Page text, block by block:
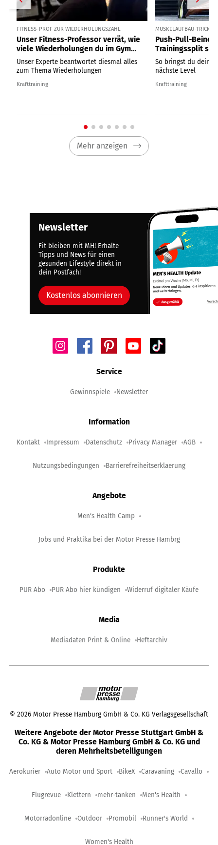
FITNESS-PROF ZUR WIEDERHOLUNGSZAHL
Unser Fitness-Professor verrät, wie
viele Wiederholungen du im Gym
wirklich machen solltest
Unser Experte beantwortet diesmal alles
zum Thema Wiederholungen
Krafttraining
MUSKELAUFBAU-TRICK
Push-Pull-Beine:
Trainingssplit so
Muskelaufbau ist
So bringst du dein
nächste Level
Krafttraining
Mehr anzeigen
Newsletter
Fit bleiben mit MH! Erhalte
Tipps und News für einen
gesunden Lifestyle direkt in
dein Postfach!
Kostenlos abonnieren
Service
Gewinnspiele Newsletter
Information
Kontakt Impressum Datenschutz Privacy Manager AGB
Nutzungsbedingungen Barrierefreiheitserklaerung
Angebote
Men‘s Health Camp
Jobs und Praktika bei der Motor Presse Hambrg
Produkte
PUR Abo PUR Abo hier kündigen Widerruf digitaler Käufe
Media
Mediadaten Print & Online Heftarchiv
© 2026 Motor Presse Hamburg GmbH & Co. KG Verlagsgesellschaft
Weitere Angebote der Motor Presse Stuttgart GmbH &
Co. KG & Motor Presse Hamburg GmbH & Co. KG und
deren Mehrheitsbeteiligungen
Aerokurier Auto Motor und Sport BikeX Caravaning Cavallo
Flugrevue Klettern mehr-tanken Men's Health
Motorradonline Outdoor Promobil Runner's World
Women's Health